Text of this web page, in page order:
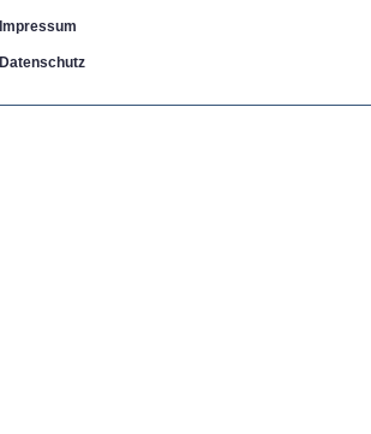
Impressum
Datenschutz